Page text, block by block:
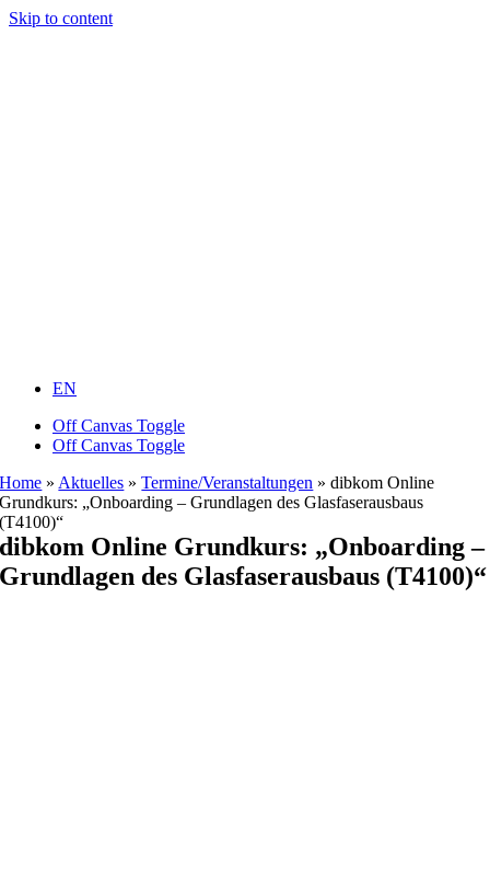
Skip to content
EN
Off Canvas Toggle
Off Canvas Toggle
Home » Aktuelles »Termine/Veranstaltungen »dibkom Online
Grundkurs: „Onboarding – Grundlagen des Glasfaserausbaus
(T4100)“
dibkom Online Grundkurs: „Onboarding –
Grundlagen des Glasfaserausbaus (T4100)“